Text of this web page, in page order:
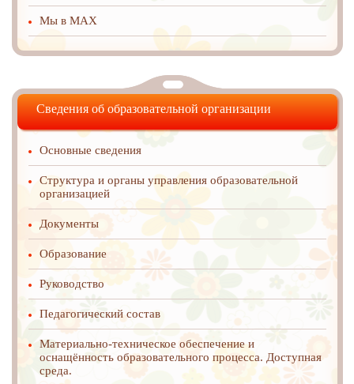
Мы в MAX
Сведения об образовательной организации
Основные сведения
Структура и органы управления образовательной
организацией
Документы
Образование
Руководство
Педагогический состав
Материально-техническое обеспечение и
оснащённость образовательного процесса. Доступная
среда.